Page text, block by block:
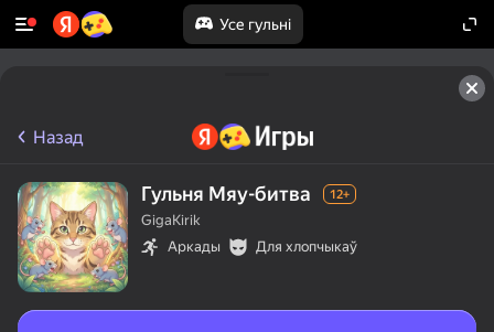
Усе гульні
Назад
Гульня Мяу-битва 12+
GigaKirik
Аркады
Для хлопчыкаў